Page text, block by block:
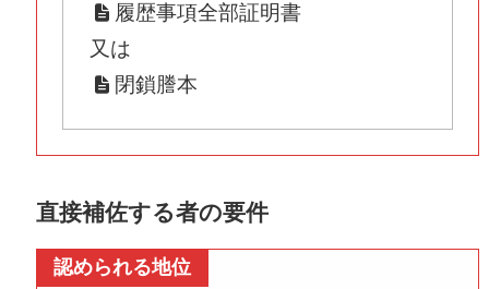
履歴事項全部証明書
又は
閉鎖謄本
直接補佐する者の要件
認められる地位